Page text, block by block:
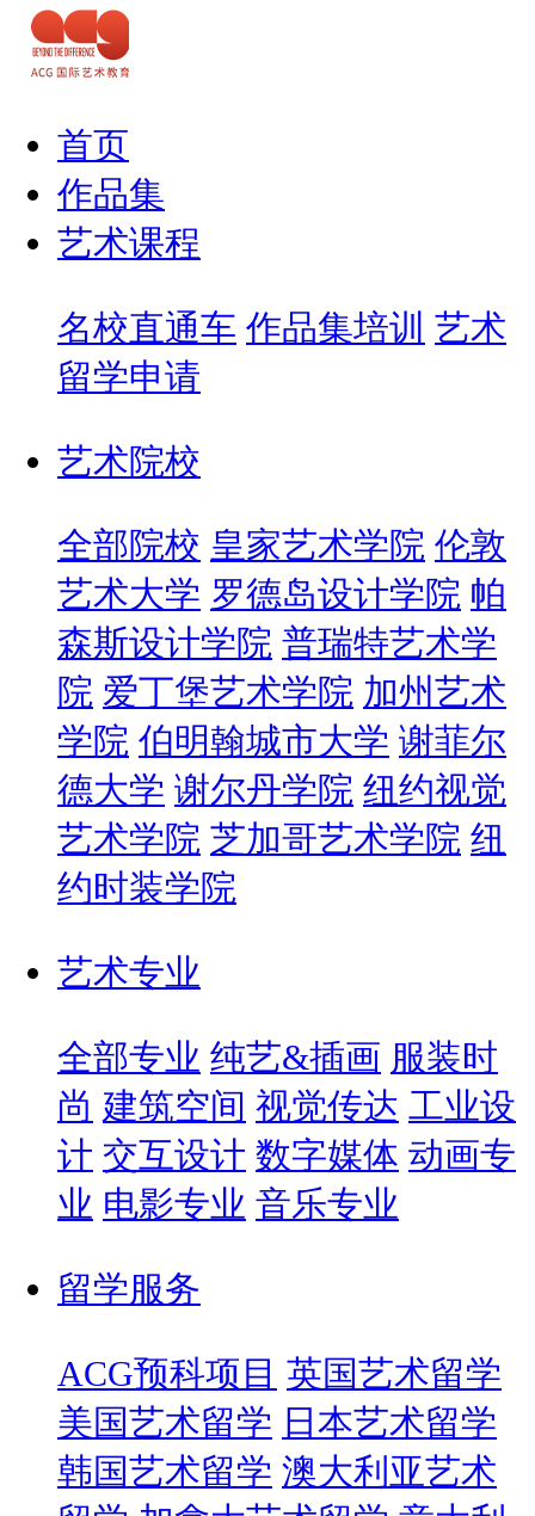
首页
作品集
艺术课程
名校直通车 作品集培训 艺术
留学申请
艺术院校
全部院校 皇家艺术学院 伦敦
艺术大学 罗德岛设计学院 帕
森斯设计学院 普瑞特艺术学
院 爱丁堡艺术学院 加州艺术
学院 伯明翰城市大学 谢菲尔
德大学 谢尔丹学院 纽约视觉
艺术学院 芝加哥艺术学院 纽
约时装学院
艺术专业
全部专业 纯艺&插画 服装时
尚 建筑空间 视觉传达 工业设
计 交互设计 数字媒体 动画专
业 电影专业 音乐专业
留学服务
ACG预科项目 英国艺术留学
美国艺术留学 日本艺术留学
韩国艺术留学 澳大利亚艺术